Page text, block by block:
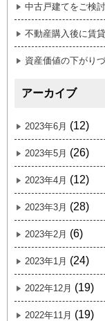
中古戸建てをご検
不動産購入後に賃
資産価値の下がり
アーカイブ
2023年6月 (12)
2023年5月 (26)
2023年4月 (12)
2023年3月 (28)
2023年2月 (6)
2023年1月 (24)
2022年12月 (19)
2022年11月 (19)